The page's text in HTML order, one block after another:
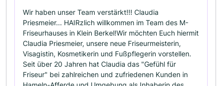
Wir haben unser Team verstärkt!!! Claudia
Priesmeier... HAIRzlich willkommen im Team des M-
Friseurhauses in Klein Berkel!Wir möchten Euch hiermit
Claudia Priesmeier, unsere neue Friseurmeisterin,
Visagistin, Kosmetikerin und Fußpflegerin vorstellen.
Seit über 20 Jahren hat Claudia das "Gefühl für
Friseur" bei zahlreichen und zufriedenen Kunden in